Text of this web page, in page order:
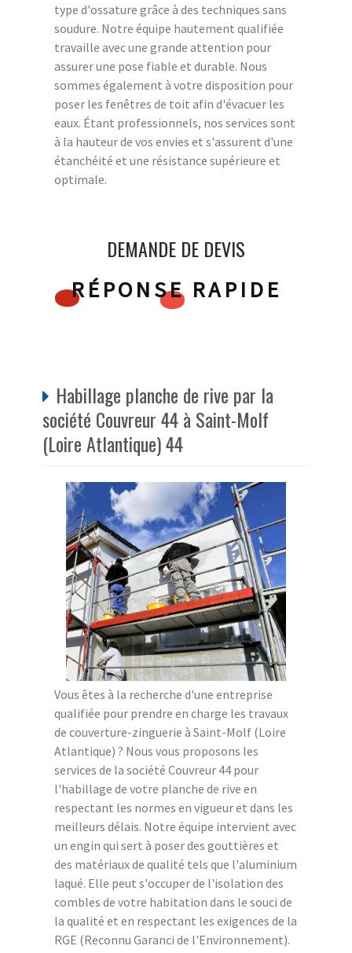
type d'ossature grâce à des techniques sans
soudure. Notre équipe hautement qualifiée
travaille avec une grande attention pour
assurer une pose fiable et durable. Nous
sommes également à votre disposition pour
poser les fenêtres de toit afin d'évacuer les
eaux. Étant professionnels, nos services sont
à la hauteur de vos envies et s'assurent d'une
étanchéité et une résistance supérieure et
optimale.
DEMANDE DE DEVIS
RÉPONSE RAPIDE
Habillage planche de rive par la
société Couvreur 44 à Saint-Molf
(Loire Atlantique) 44
Vous êtes à la recherche d'une entreprise
qualifiée pour prendre en charge les travaux
de couverture-zinguerie à Saint-Molf (Loire
Atlantique) ? Nous vous proposons les
services de la société Couvreur 44 pour
l'habillage de votre planche de rive en
respectant les normes en vigueur et dans les
meilleurs délais. Notre équipe intervient avec
un engin qui sert à poser des gouttières et
des matériaux de qualité tels que l'aluminium
laqué. Elle peut s'occuper de l'isolation des
combles de votre habitation dans le souci de
la qualité et en respectant les exigences de la
RGE (Reconnu Garanci de l'Environnement).